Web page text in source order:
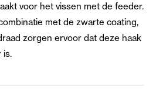
voor het vissen met de feeder.
met de zwarte coating,
zorgen ervoor dat deze haak
is.